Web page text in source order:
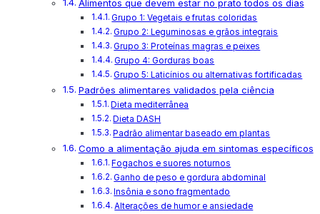
Alimentos que devem estar no prato todos os dias
Grupo 1: Vegetais e frutas coloridas
Grupo 2: Leguminosas e grãos integrais
Grupo 3: Proteínas magras e peixes
Grupo 4: Gorduras boas
Grupo 5: Laticínios ou alternativas fortificadas
Padrões alimentares validados pela ciência
Dieta mediterrânea
Dieta DASH
Padrão alimentar baseado em plantas
Como a alimentação ajuda em sintomas específicos
Fogachos e suores noturnos
Ganho de peso e gordura abdominal
Insônia e sono fragmentado
Alterações de humor e ansiedade